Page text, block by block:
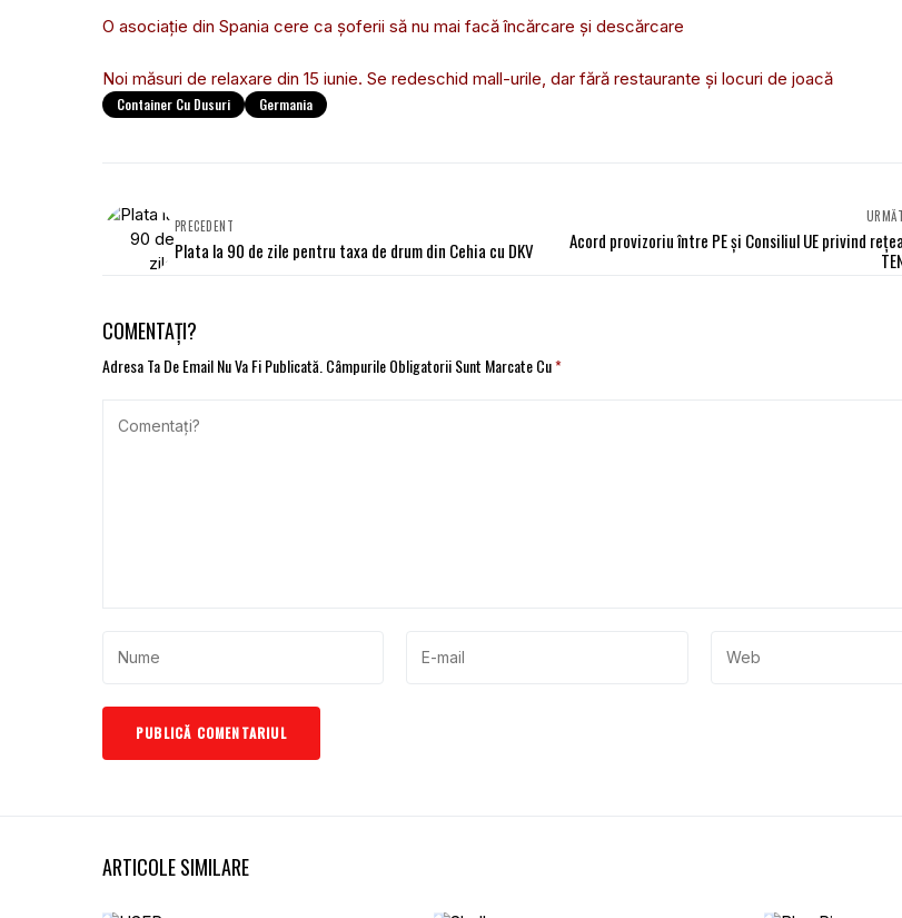
O asociație din Spania cere ca șoferii să nu mai facă încărcare și descărcare
Noi măsuri de relaxare din 15 iunie. Se redeschid mall-urile, dar fără restaurante şi locuri de joacă
Container Cu Dusuri Germania
PRECEDENT
Plata la 90 de zile pentru taxa de drum din Cehia cu DKV
Acord provizoriu între PE și Consiliul UE privind
COMENTAȚI?
Adresa Ta De Email Nu Va Fi Publicată. Câmpurile Obligatorii Sunt Marcate Cu*
ARTICOLE SIMILARE